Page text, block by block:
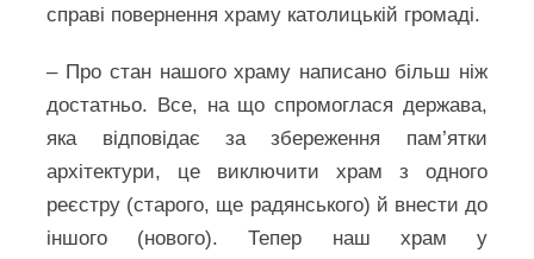
справі повернення храму католицькій громаді.
– Про стан нашого храму написано більш ніж
достатньо. Все, на що спромоглася держава,
яка відповідає за збереження пам’ятки
архітектури, це виключити храм з одного
реєстру (старого, ще радянського) й внести до
іншого (нового). Тепер наш храм у